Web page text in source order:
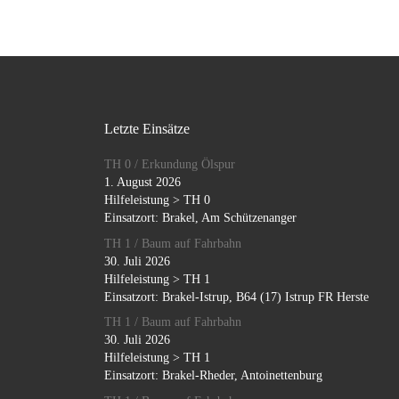
Letzte Einsätze
TH 0 / Erkundung Ölspur
1. August 2026
Hilfeleistung > TH 0
Einsatzort: Brakel, Am Schützenanger
TH 1 / Baum auf Fahrbahn
30. Juli 2026
Hilfeleistung > TH 1
Einsatzort: Brakel-Istrup, B64 (17) Istrup FR Herste
TH 1 / Baum auf Fahrbahn
30. Juli 2026
Hilfeleistung > TH 1
Einsatzort: Brakel-Rheder, Antoinettenburg